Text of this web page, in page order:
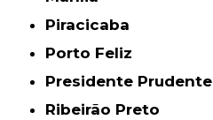
Piracicaba
Porto Feliz
Presidente Prudente
Ribeirão Preto